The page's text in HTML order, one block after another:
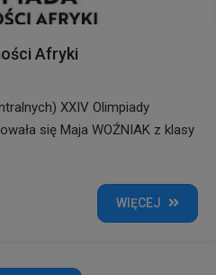
Afryki
XXIV Olimpiady
się Maja WOŹNIAK z klasy
WIĘCEJ